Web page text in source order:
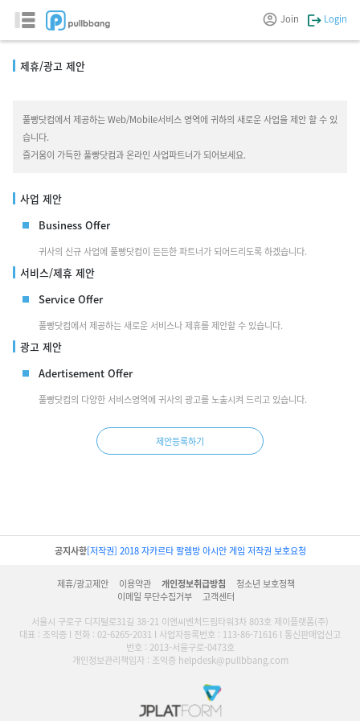
Join Login
제휴/광고 제안
풀빵닷컴에서 제공하는 Web/Mobile서비스 영역에 귀하의 새로운 사업을 제안 할 수 있
습니다.
즐거움이 가득한 풀빵닷컴과 온라인 사업파트너가 되어보세요.
사업 제안
Business Offer
귀사의 신규 사업에 풀빵닷컴이 든든한 파트너가 되어드리도록 하겠습니다.
서비스/제휴 제안
Service Offer
풀빵닷컴에서 제공하는 새로운 서비스나 제휴를 제안할 수 있습니다.
광고 제안
Adertisement Offer
풀빵닷컴의 다양한 서비스영역에 귀사의 광고를 노출시켜 드리고 있습니다.
제안등록하기
공지사항[저작권] 2018 자카르타 팔렘방 아시안 게임 저작권 보호요청
제휴/광고제안 이용약관 개인정보취급방침
청소년 보호정책
이메일 무단수집거부
고객센터
서울시 구로구 디지털로31길 38-21 이앤씨벤처드림타워3차 803호 제이플랫폼(주)
대표 : 조익증 l 전화 : 02-6265-2031 l 사업자등록번호 : 113-86-71616 l 통신판매업신고
번호 : 2013-서울구로-0473호
개인정보관리책임자 : 조익증 helpdesk@pullbbang.com